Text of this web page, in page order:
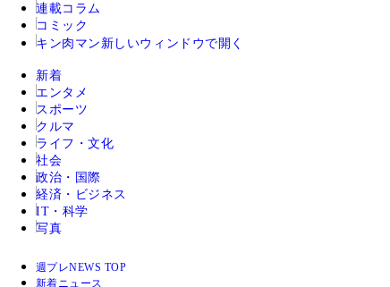
連載コラム
コミック
キン肉マン 新しいウィンドウで開く
新着
エンタメ
スポーツ
クルマ
ライフ・文化
社会
政治・国際
経済・ビジネス
IT・科学
写真
週プレNEWS TOP
新着ニュース